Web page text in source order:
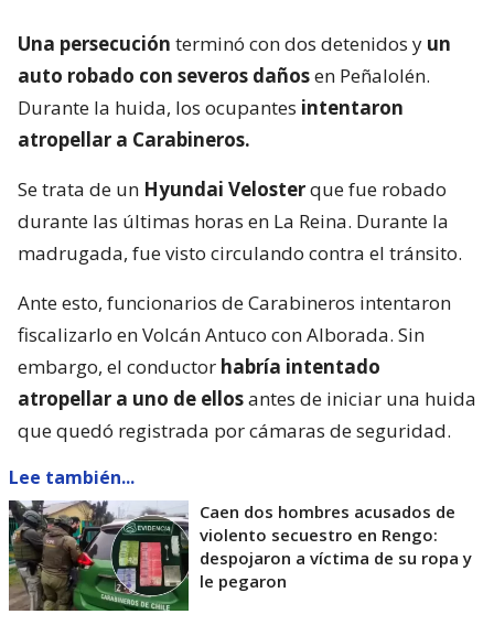
Una persecución terminó con dos detenidos y un
auto robado con severos dañosen Peñalolén.
Durante la huida, los ocupantes intentaron
atropellar a Carabineros.
Se trata de un Hyundai Velosterque fue robado
durante las últimas horas en La Reina. Durante la
madrugada, fue visto circulando contra el tránsito.
Ante esto, funcionarios de Carabineros intentaron
fiscalizarlo en Volcán Antuco con Alborada. Sin
embargo, el conductor habría intentado
atropellar a uno de ellosantes de iniciar una huida
que quedó registrada por cámaras de seguridad.
Lee también...
Caen dos hombres acusados de
violento secuestro en Rengo:
despojaron a víctima de su ropa y
le pegaron